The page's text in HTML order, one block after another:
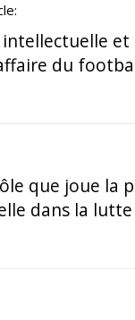
et
du
que joue la
dans la